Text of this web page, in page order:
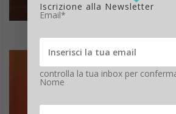
Iscrizione alla Newsletter
Email*
controlla la tua inbox per
Nome